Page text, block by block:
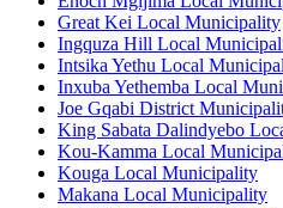
Great Kei Local Municipality
Ingquza Hill Local
Intsika Yethu Local
Inxuba Yethemba Local
Joe Gqabi District
King Sabata Dalindyebo
Kou-Kamma Local
Kouga Local Municipality
Makana Local Municipality